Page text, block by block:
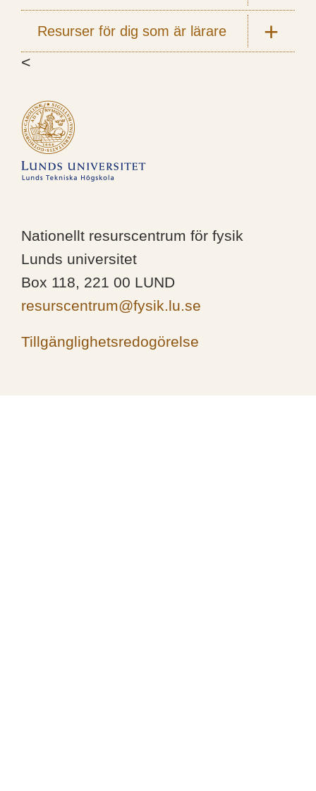
Resurser för dig som är lärare
<
Nationellt resurscentrum för fysik
Lunds universitet
Box 118, 221 00 LUND
resurscentrum@fysik.lu.se
Tillgänglighetsredogörelse